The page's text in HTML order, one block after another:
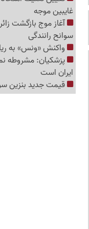
غایبین موجه
سوانح رانندگی
واکنش «ونس» به
پزشکیان: مشروطه
ایران است
قیمت جدید بنزین